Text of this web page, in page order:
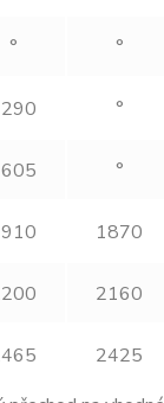
° °
°
°
1870
2160
2425